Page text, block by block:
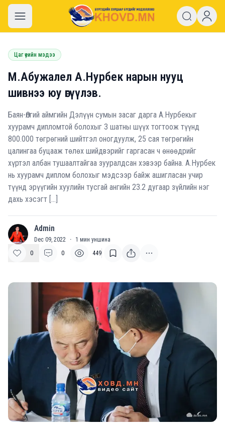
khovd.mn
Цаг үеийн мэдээ
М.Абужалел А.Нурбек нарын нууц
шивнээ юу өгүүлэв.
Баян-Өлгий аймгийн Дэлүүн сумын засаг дарга А.Нурбекыг
хуурамч дипломтой болохыг 3 шатны шүүх тогтоож түүнд
800.000 төгрөгний шийтгэл оногдуулж, 25 сая төгрөгийн
цалингаа буцааж төлөх шийдвэрийг гаргасан ч өнөөдрийг
хүртэл албан тушаалтайгаа зууралдсан хэвээр байна. А.Нурбек
нь хуурамч диплом болохыг мэдсээр байж ашигласан учир
түүнд эрүүгийн хуулийн тусгай ангийн 23.2 дугаар зүйлийн нэг
дахь хэсэгт […]
A Admin
Dec 09, 2022 · 1 мин уншина
0
0 449